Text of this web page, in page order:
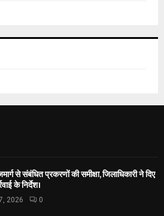
से संबंधित प्रकरणों की समीक्षा, जिलाधिकारी ने दिए
के निर्देश।
2026 0